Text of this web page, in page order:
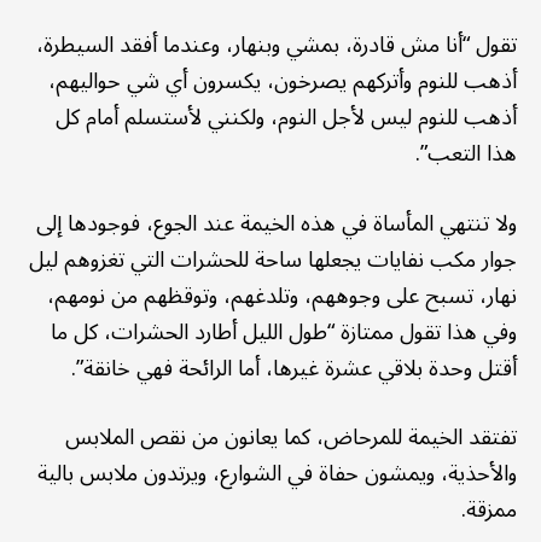
تقول “أنا مش قادرة، بمشي وبنهار، وعندما أفقد السيطرة،
أذهب للنوم وأتركهم يصرخون، يكسرون أي شي حواليهم،
أذهب للنوم ليس لأجل النوم، ولكنني لأستسلم أمام كل
هذا التعب”.
ولا تنتهي المأساة في هذه الخيمة عند الجوع، فوجودها إلى
جوار مكب نفايات يجعلها ساحة للحشرات التي تغزوهم ليل
نهار، تسبح على وجوههم، وتلدغهم، وتوقظهم من نومهم،
وفي هذا تقول ممتازة “طول الليل أطارد الحشرات، كل ما
أقتل وحدة بلاقي عشرة غيرها، أما الرائحة فهي خانقة”.
تفتقد الخيمة للمرحاض، كما يعانون من نقص الملابس
والأحذية، ويمشون حفاة في الشوارع، ويرتدون ملابس بالية
ممزقة.